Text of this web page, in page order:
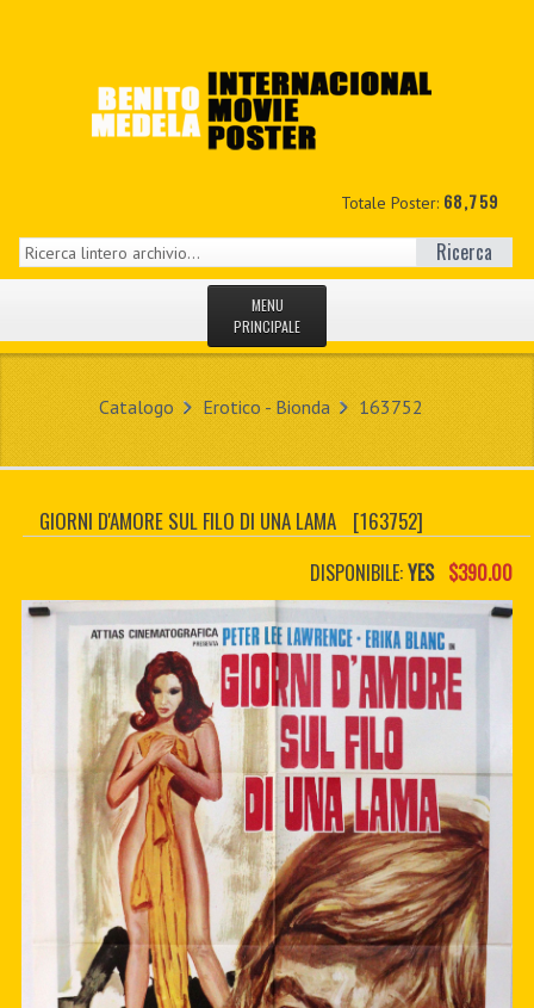
Totale Poster: 68,759
Ricerca
MENU
PRINCIPALE
IL MIO CONTO
CONTATTO
CUSTOM PDF
Catalogo Erotico - Bionda 163752
GIORNI D'AMORE SUL FILO DI UNA LAMA [163752]
DISPONIBILE:YES $390.00